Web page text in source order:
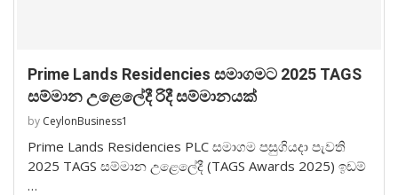
Prime Lands Residencies සමාගමට 2025 TAGS
සම්මාන උළෙලේදී රිදී සම්මානයක්
by CeylonBusiness1
Prime Lands Residencies PLC සමාගම පසුගියදා පැවති
2025 TAGS සම්මාන උළෙලේදී (TAGS Awards 2025) ඉඩම්
…